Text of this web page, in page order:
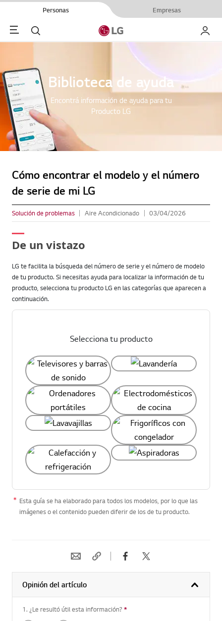
Personas Empresas
Menu Buscar My LG
Biblioteca de ayuda
Encontrá información de ayuda para tu
Producto LG
Cómo encontrar el modelo y el número
de serie de mi LG
Solución de problemas Aire Acondicionado 03/04/2026
De un vistazo
LG te facilita la búsqueda del número de serie y el número de modelo
de tu producto. Si necesitas ayuda para localizar la información de tu
producto, selecciona tu producto LG en las categorías que aparecen a
continuación.
Selecciona tu producto
Esta guía se ha elaborado para todos los modelos, por lo que las
imágenes o el contenido pueden diferir de los de tu producto.
Opinión del artículo
1. ¿Le resultó útil esta información? *